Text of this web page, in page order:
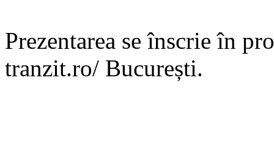
Prezentarea se înscrie în
tranzit.ro/ București.